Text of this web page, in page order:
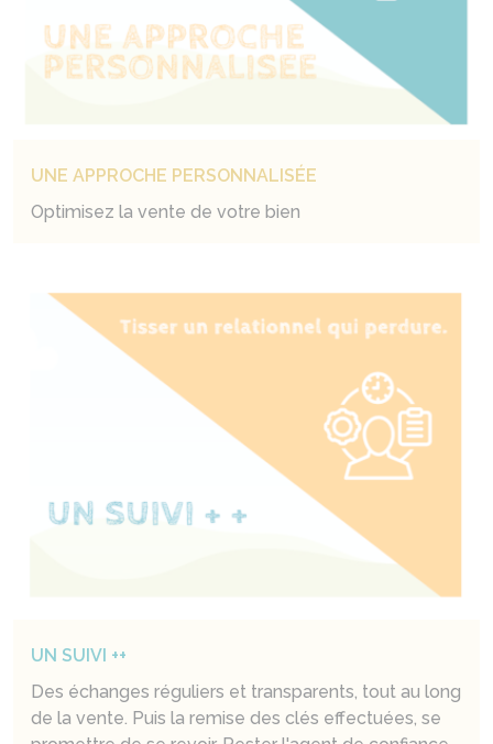
UNE APPROCHE PERSONNALISÉE
Optimisez la vente de votre bien
UN SUIVI ++
Des échanges réguliers et transparents, tout au long
de la vente. Puis la remise des clés effectuées, se